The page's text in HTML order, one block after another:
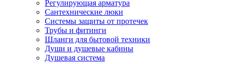
Регулирующая арматура
Сантехнические люки
Системы защиты от протечек
Трубы и фитинги
Шланги для бытовой техники
Души и душевые кабины
Душевая система